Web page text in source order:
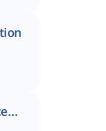
Физический сертификат